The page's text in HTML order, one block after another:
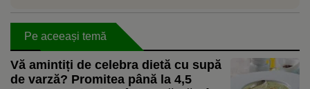
Pe aceeași temă
Vă amintiți de celebra dietă cu supă
de varză? Promitea până la 4,5